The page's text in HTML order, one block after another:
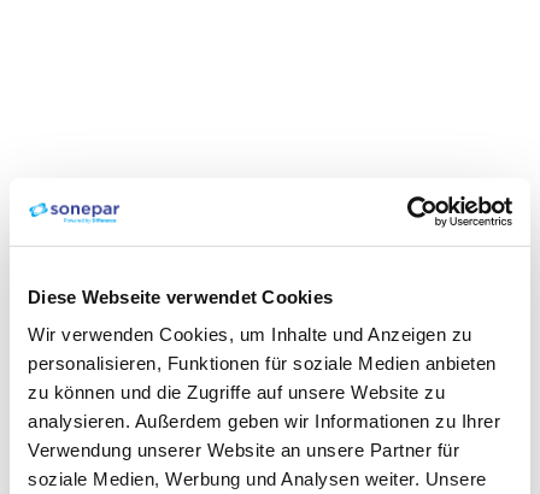
Diese Webseite verwendet Cookies
Wir verwenden Cookies, um Inhalte und Anzeigen zu
personalisieren, Funktionen für soziale Medien anbieten
zu können und die Zugriffe auf unsere Website zu
analysieren. Außerdem geben wir Informationen zu Ihrer
Verwendung unserer Website an unsere Partner für
soziale Medien, Werbung und Analysen weiter. Unsere